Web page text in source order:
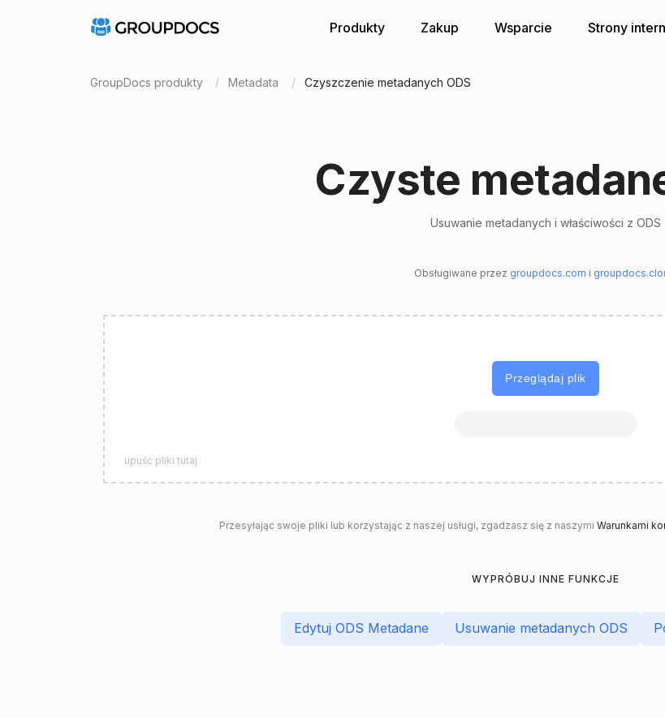
Produkty Zakup Wsparcie Strony
GroupDocs produkty Metadata Czyszczenie metadanych ODS
Czyste
Usuwanie metadanych i właściwości z ODS
Obsługiwane przez groupdocs.com i
Przeglądaj plik
upuść pliki tutaj
Przesyłając swoje pliki lub korzystając z naszej usługi, zgadzasz się z naszymi Warunkami
WYPRÓBUJ INNE FUNKCJE
Edytuj ODS Metadane Usuwanie metadanych ODS